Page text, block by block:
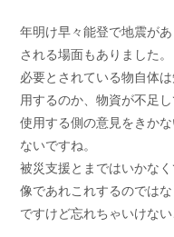
年明け早々能登で地震が
される場面もありました。
必要とされている物自体
用するのか、物資が不足
使用する側の意見をきか
ないですね。
被災支援とまではいかな
像であれこれするのでは
ですけど忘れちゃいけな